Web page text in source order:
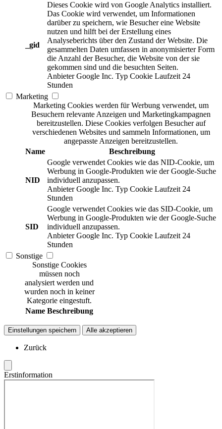
_gid
Dieses Cookie wird von Google Analytics installiert.
Das Cookie wird verwendet, um Informationen
darüber zu speichern, wie Besucher eine Website
nutzen und hilft bei der Erstellung eines
Analyseberichts über den Zustand der Website. Die
gesammelten Daten umfassen in anonymisierter Form
die Anzahl der Besucher, die Website von der sie
gekommen sind und die besuchten Seiten.
Anbieter Google Inc. Typ Cookie Laufzeit 24
Stunden
Marketing
Marketing Cookies werden für Werbung verwendet, um
Besuchern relevante Anzeigen und Marketingkampagnen
bereitzustellen. Diese Cookies verfolgen Besucher auf
verschiedenen Websites und sammeln Informationen, um
angepasste Anzeigen bereitzustellen.
Name
Beschreibung
NID
Google verwendet Cookies wie das NID-Cookie, um
Werbung in Google-Produkten wie der Google-Suche
individuell anzupassen.
Anbieter Google Inc. Typ Cookie Laufzeit 24
Stunden
SID
Google verwendet Cookies wie das SID-Cookie, um
Werbung in Google-Produkten wie der Google-Suche
individuell anzupassen.
Anbieter Google Inc. Typ Cookie Laufzeit 24
Stunden
Sonstige
Sonstige Cookies
müssen noch
analysiert werden und
wurden noch in keiner
Kategorie eingestuft.
Name Beschreibung
Einstellungen speichern Alle akzeptieren
Zurück
Erstinformation